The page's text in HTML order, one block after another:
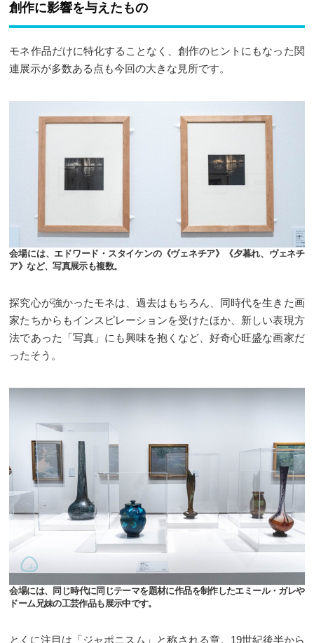
創作に影響を与えたもの
モネ作品だけに特化することなく、創作のヒントにもなった関
連展示が多数ある点も今回の大きな見所です。
会場には、エドワード・スタイケンの《ヴェネチア》《夕暮れ、ヴェネチ
ア》など、写真展示も複数。
探究心が強かったモネは、過去はもちろん、同時代を生きた画
家たちからもインスピレーションを受けたほか、新しい表現方
法であった「写真」にも興味を抱くなど、好奇心旺盛な画家だ
ったそう。
会場には、同じ時代に同じテーマを題材に作品を制作したエミール・ガレや
ドーム兄妹の工芸作品も展示中です。
とくに注目は「ジャポニスム」と称される章。19世紀後半から